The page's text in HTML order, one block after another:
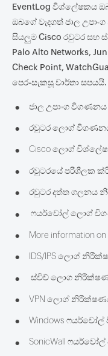
EventLog විශ්ලේෂකය
ඔබගේ වැදගත් ජාල
සියලුම Cisco රවුටර සහ
Palo Alto Networks,
Check Point,
පෙර-සැකසූ වාර්තා සපයයි.
• ජාල උපාංග
• රවුටර ලොග්
• Cisco ලොග්
• රවුටරයේ පරිශීලක
• රවුටර දත්ත ගලනය
• ෆයර්වෝල් ලොග්
• More information on
• IDS/IPS ලොග්
• ස්විච් ලොග
• VPN ලොග්
• Windows
• SonicWall